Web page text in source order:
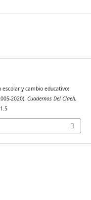
escolar y cambio educativo:
2020). Cuadernos Del Claeh,